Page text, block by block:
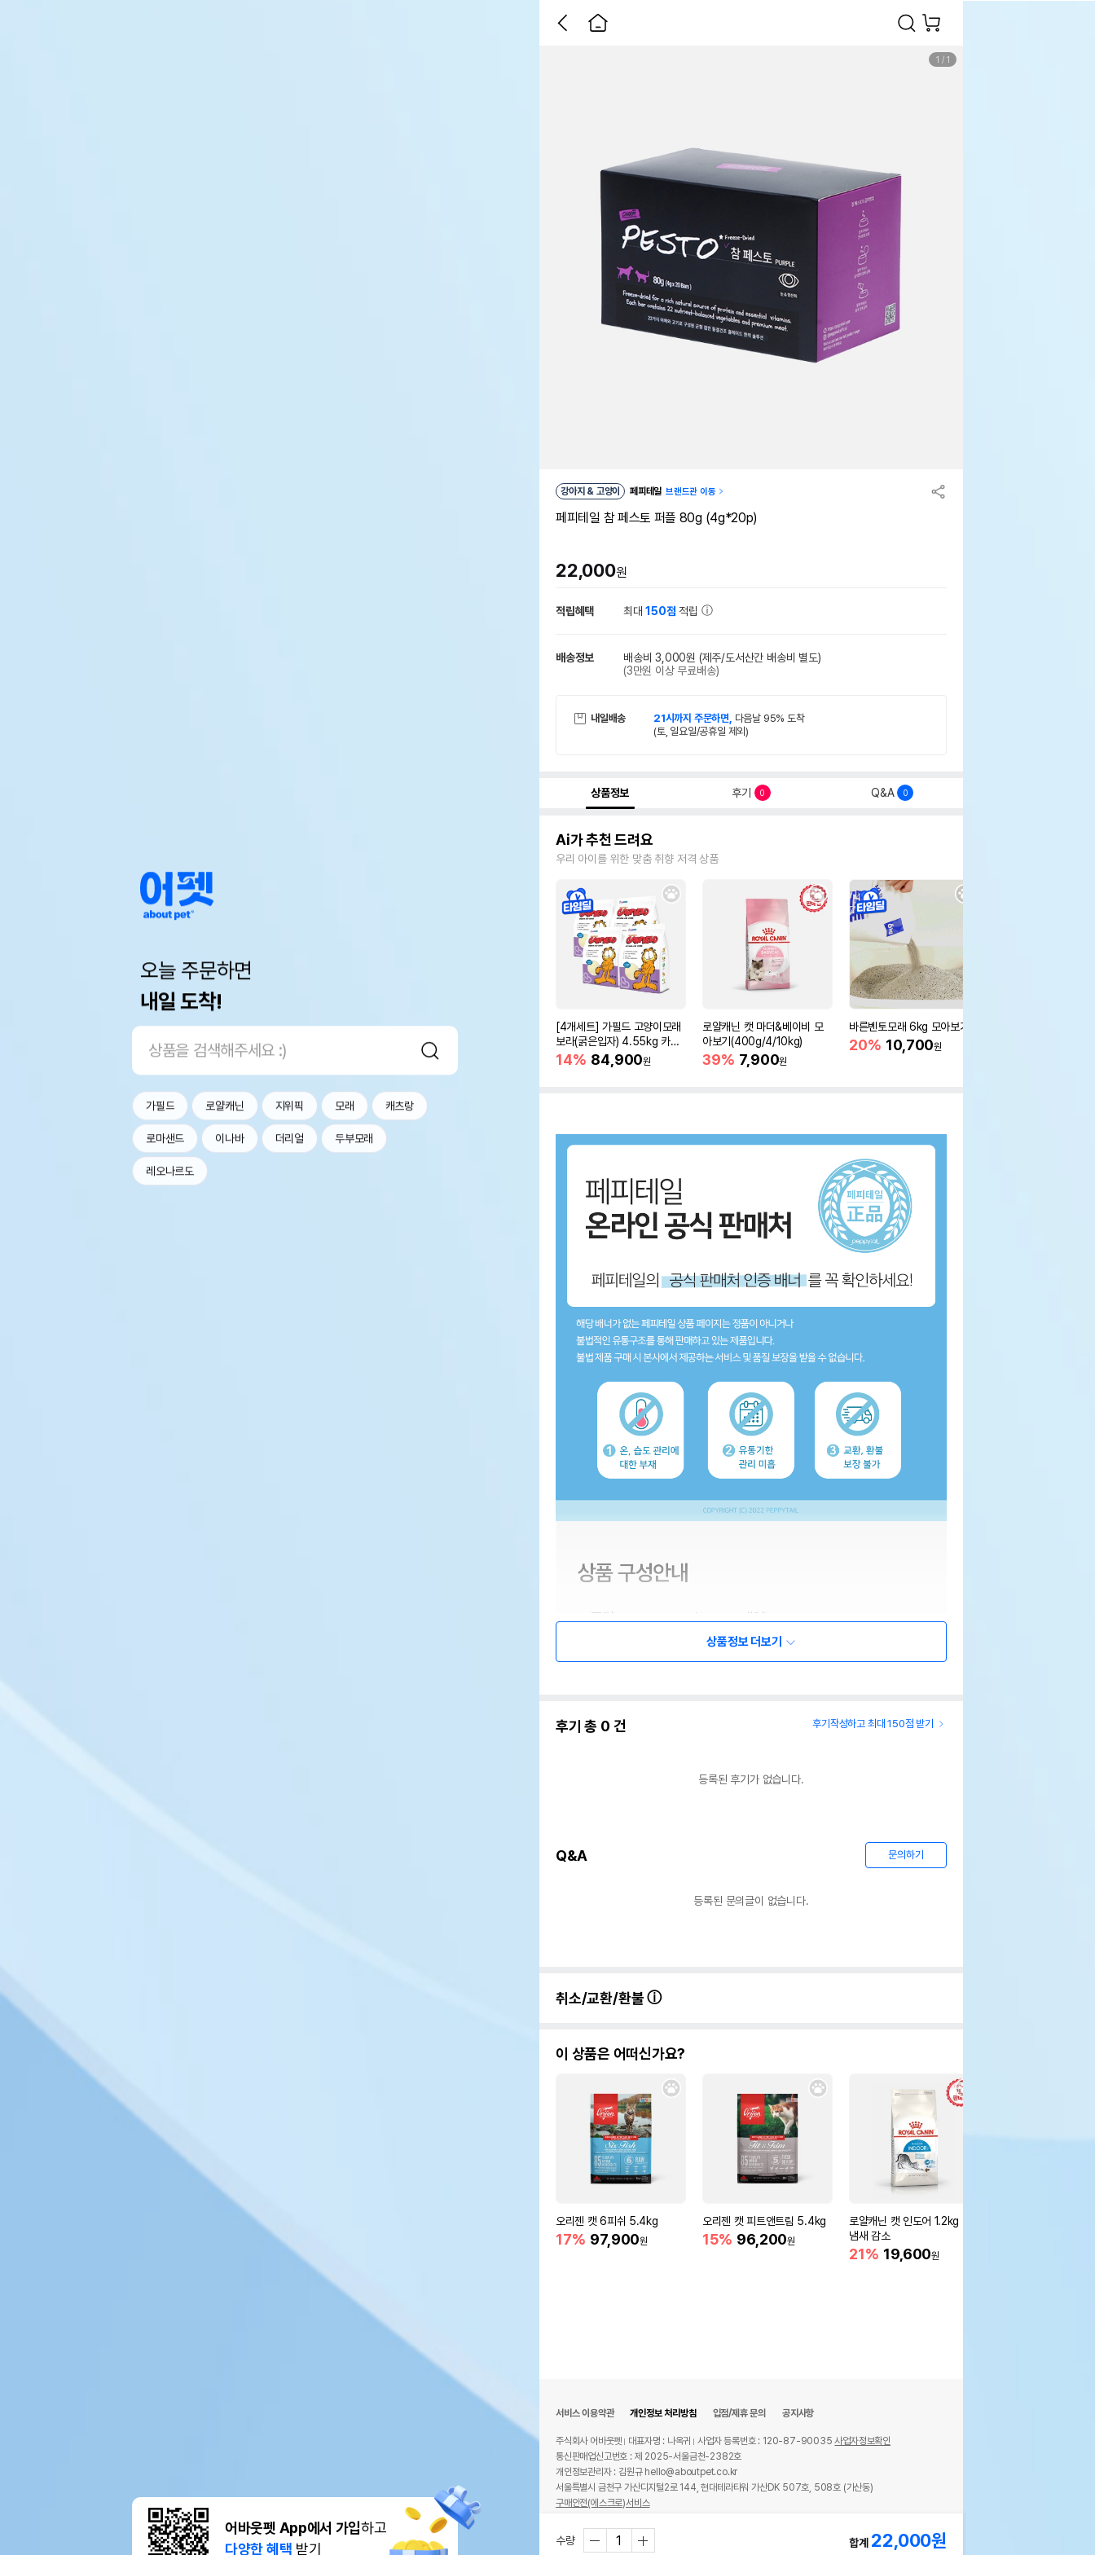
오늘 주문하면
내일 도착!
가필드 로얄캐닌 지위픽 모래 캐츠랑
로마샌드 이나바 더리얼 두부모래
레오나르도
어바웃펫 App에서 가입하고
다양한 혜택 받기
1 / 1
강아지 & 고양이 페피테일 브랜드관 이동
페피테일 참 페스토 퍼플 80g (4g*20p)
22,000원
적립혜택 최대150점 적립
배송정보 배송비 3,000원 (제주/도서산간 배송비 별도)
(3만원 이상 무료배송)
내일배송 21시까지 주문하면, 다음날 95% 도착
(토, 일요일/공휴일 제외)
상품정보 후기 0 Q&A 0
Ai가 추천 드려요
우리 아이를 위한 맞춤 취향 저격 상품
[4개세트] 가필드 고양이모래
보라(굵은입자) 4.55kg 카사
바모래
14% 84,900원
로얄캐닌 캣 마더&베이비 모
아보기(400g/4/10kg)
39% 7,900원
바른벤토모래 6kg 모아보기
20% 10,700원
상품정보 더보기
후기 총 0 건 후기작성하고 최대 150점 받기
등록된 후기가 없습니다.
Q&A 문의하기
등록된 문의글이 없습니다.
취소/교환/환불
이 상품은 어떠신가요?
오리젠 캣 6피쉬 5.4kg
17% 97,900원
오리젠 캣 피트앤트림 5.4kg
15% 96,200원
로얄캐닌 캣 인도어 1.2kg 변
냄새 감소
21% 19,600원
수량 합계 22,000원
서비스 이용약관 개인정보 처리방침 입점/제휴 문의 공지사항
주식회사 어바웃펫 대표자명 : 나옥귀 사업자 등록번호 : 120-87-90035사업자정보확인
통신판매업신고번호 : 제 2025-서울금천-2382호
개인정보관리자 : 김원규 hello@aboutpet.co.kr
서울특별시 금천구 가산디지털2로 144, 현대테라타워 가산DK 507호, 508호 (가산동)
구매안전(에스크로)서비스